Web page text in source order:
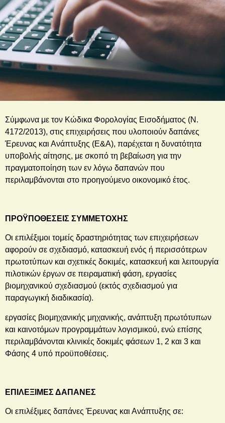
Σύμφωνα με τον Κώδικα Φορολογίας Εισοδήματος (Ν.
4172/2013), στις επιχειρήσεις που υλοποιούν δαπάνες
Έρευνας και Ανάπτυξης (Ε&Α), παρέχεται η δυνατότητα
υποβολής αίτησης, με σκοπό τη βεβαίωση για την
πραγματοποίηση των εν λόγω δαπανών που
περιλαμβάνονται στο προηγούμενο οικονομικό έτος.
ΠΡΟΫΠΟΘΕΣΕΙΣ ΣΥΜΜΕΤΟΧΗΣ
Οι επιλέξιμοι τομείς δραστηριότητας των επιχειρήσεων
αφορούν σε σχεδιασμό, κατασκευή ενός ή περισσότερων
πρωτοτύπων και σχετικές δοκιμές, κατασκευή και λειτουργία
πιλοτικών έργων σε πειραματική φάση, εργασίες
βιομηχανικού σχεδιασμού (εκτός σχεδιασμού για
παραγωγική διαδικασία).
εργασίες βιομηχανικής μηχανικής, ανάπτυξη πρωτότυπων
και καινοτόμων προγραμμάτων λογισμικού, ενώ επίσης
περιλαμβάνονται κλινικές δοκιμές φάσεων 1, 2 και 3 και
Φάσης 4 υπό προϋποθέσεις.
ΕΠΙΛΕΞΙΜΕΣ ΔΑΠΑΝΕΣ
Οι επιλέξιμες δαπάνες Έρευνας και Ανάπτυξης σε: